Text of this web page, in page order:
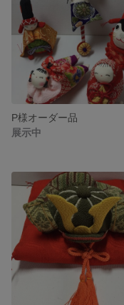
P様オーダー品
展示中